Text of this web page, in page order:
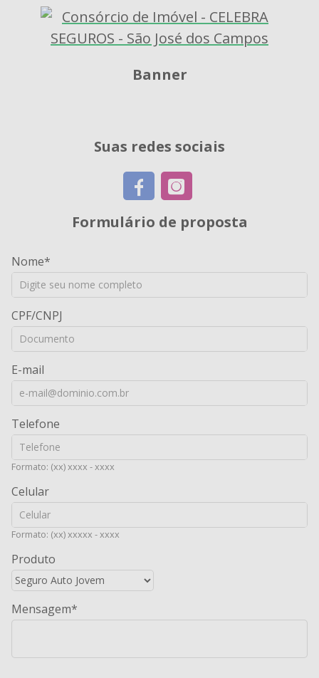
Banner
Suas redes sociais
Formulário de proposta
Nome
CPF/CNPJ
E-mail
Telefone
Formato: (xx) xxxx - xxxx
Celular
Formato: (xx) xxxxx - xxxx
Produto
Mensagem